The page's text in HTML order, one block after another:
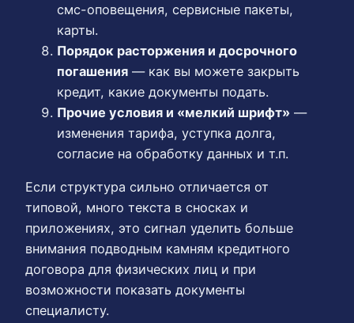
смс-оповещения, сервисные пакеты,
карты.
Порядок расторжения и досрочного
погашения — как вы можете закрыть
кредит, какие документы подать.
Прочие условия и «мелкий шрифт» —
изменения тарифа, уступка долга,
согласие на обработку данных и т.п.
Если структура сильно отличается от
типовой, много текста в сносках и
приложениях, это сигнал уделить больше
внимания подводным камням кредитного
договора для физических лиц и при
возможности показать документы
специалисту.